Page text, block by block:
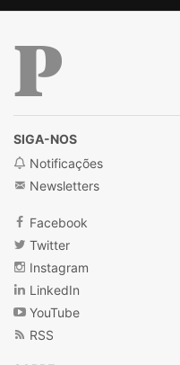
SIGA-NOS
Notificações
Newsletters
Facebook
Twitter
Instagram
LinkedIn
YouTube
RSS